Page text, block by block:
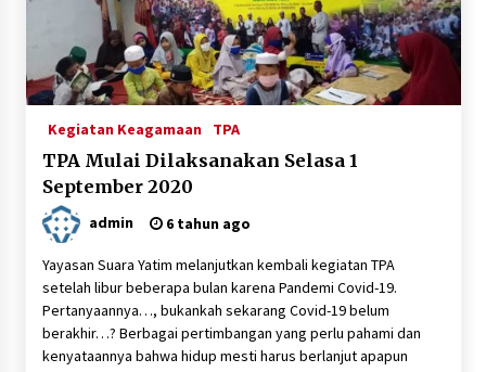
3 tahun ago
Berbagi Ta’jil di Bulan Ramadhan 1443 H
4 tahun ago
Santunan Bulanan ; September 2021
5 tahun ago
Santunan Ramadhan Istimewa Menyambut Idul
Fitri 1442 H di Suara Yatim
5 tahun ago
Santunan 27 Februari 2021, Alhamdulillah…
Kegiatan Keagamaan TPA
TPA Mulai Dilaksanakan Selasa 1
September 2020
admin 6 tahun ago
Yayasan Suara Yatim melanjutkan kembali kegiatan TPA
setelah libur beberapa bulan karena Pandemi Covid-19.
Pertanyaannya…, bukankah sekarang Covid-19 belum
berakhir…? Berbagai pertimbangan yang perlu pahami dan
kenyataannya bahwa hidup mesti harus berlanjut apapun